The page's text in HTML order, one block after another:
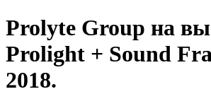
Prolyte Group на
Prolight + Sound
2018.